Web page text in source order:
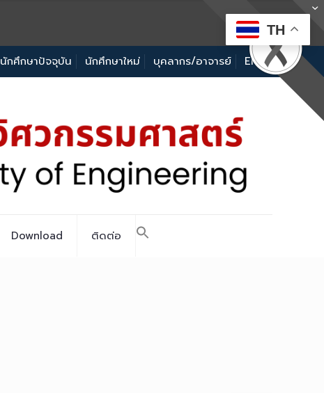
นักศึกษาปัจจุบัน นักศึกษาใหม่ บุคลากร/อาจารย์ EN
Download ติดต่อ
TH